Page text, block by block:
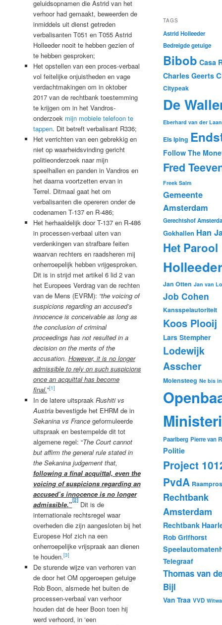
geluidsopnamen die Astrid van het
verhoor had gemaakt, beweerden de
inmiddels uit dienst getreden
verbalisanten T051 en T055 Astrid
Holleeder nooit te hebben gezien of
te hebben gesproken;
Het opstellen van een proces-verbaal
vol feitelijke onjuistheden en vage
verdachtmakingen om in oktober
2017 van de rechtbank toestemming
te krijgen om in het Vandros-
onderzoek mijn mobiele telefoon te
tappen. Dit betreft verbalisant R336;
Het verrichten van een gebrekkig en
niet op waarheidsvinding gericht
politieonderzoek naar mijn
speelhallen en panden in Vandros en
het daarna voortzetten ervan in
Terrel. Ditmaal gaat het om
verbalisanten die opereren onder de
codenamen T-137 en R-486;
Het herhaaldelijk door T-137 en R-486
in processen-verbaal uiten van
verdenkingen van strafbare feiten
waarvan rechters en raadsheren mij
onherroepelijk hebben vrijgesproken.
Dit is in strijd met artikel 6 lid 2 van
het Europees Verdrag van de rechten
van de Mens (EVRM): “the voicing of
suspicions regarding an accused’s
innocence is conceivable as long as
the conclusion of criminal
proceedings has not resulted in a
decision on the merits of the
accusation. However, it is no longer
admissible to rely on such suspicions
once an acquittal has become
final.”[1]
In de latere uitspraak Rushiti vs
Austriabevestigde het EHRM de in
Sekanina vs Francegeformuleerde
uitspraak en bestempelde dit tot
algemene regel: “The Court cannot
but affirm the general rule stated in
the Sekanina judgement that,
following a final acquittal, even the
voicing of suspicions regarding an
accused’s innocence is no longer
admissible.”[2]Dit is de
internationale rechtsregel waar
overheden die zijn aangesloten bij het
Europese Hof zich na een
onherroepelijke vrijspraak aan dienen
te houden.[3]
De sturende wijze van verhoren van
de door het OM opgeroepen getuige
Rob Boon, alsmede het buiten de
processen-verbaal van verhoor
houden dat de heer Boon toen hij
werd verhoord, in ‘een
TAGS
Astrid Holleeder
Bedreigde getuige
Bibob Casa
Charles Geerts
Citypeak
De
Eberhard van der Laan
Els Iping
Follow The
Fred
Freek Salm
Gemeente
Amsterdam
Gerechtshof
Gokhallen Han
Het Parool
Holleeder
Jan Otten Jan van
Job Cohen
Kansspelautoriteit
Koos Plooij
Lars Stempher
Lodewijk
Asscher
Molensteeg Ne bis
Paarlberg Pierre van
Politie
Project
PvdA
Rechtbank
Amsterdam
Rechtbank
Rob Grifhorst
Telegraaf
Thomas van
Bijl
Van Traa VVD